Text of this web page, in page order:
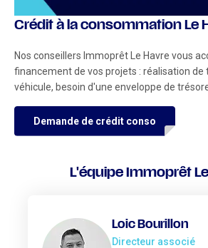
Crédit à la consommation Le
Nos conseillers Immoprêt Le Havre vous
financement de vos projets : réalisation de
véhicule, besoin d'une enveloppe de
Demande de crédit conso
L'équipe Immoprêt
Loic Bourillon
Directeur associé